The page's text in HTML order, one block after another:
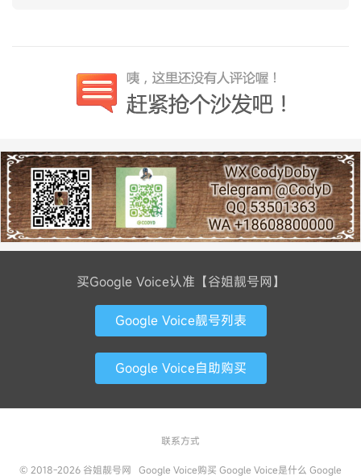
买Google Voice认准【谷姐靓号网】
Google Voice靓号列表
Google Voice自助购买
联系方式
© 2018-2026 谷姐靓号网 Google Voice购买 Google Voice是什么 Google